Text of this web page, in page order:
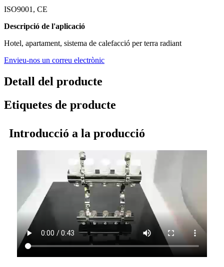
ISO9001, CE
Descripció de l'aplicació
Hotel, apartament, sistema de calefacció per terra radiant
Envieu-nos un correu electrònic
Detall del producte
Etiquetes de producte
Introducció a la producció